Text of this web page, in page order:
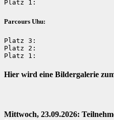
Platz 1:
Parcours Uhu:
Platz 3:
Platz 2:
Platz 1:
Hier wird eine Bildergalerie
Mittwoch, 23.09.2026: